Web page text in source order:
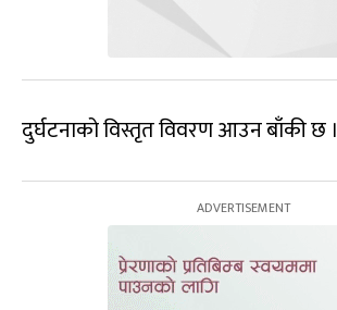
दुर्घटनाको विस्तृत विवरण आउन बाँकी छ ।